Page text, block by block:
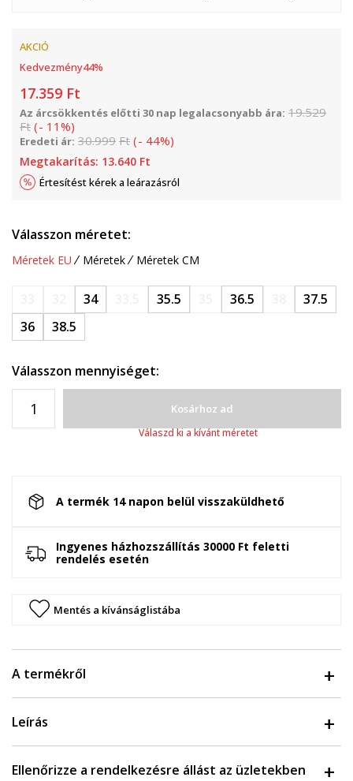
AKCIÓ
Kedvezmény44%
17.359 Ft
Az árcsökkentés előtti 30 nap legalacsonyabb ára: 19.529
Ft (- 11 %)
Eredeti ár: 30.999 Ft (- 44%)
Megtakarítás: 13.640 Ft
Értesítést kérek a leárazásról
Válasszon méretet:
Méretek EU Méretek Méretek CM
34 35.5 36.5
37.5
36
38.5
Válasszon mennyiséget:
Kosárhoz ad
Válaszd ki a kívánt méretet
A termék 14 napon belül visszaküldhető
Ingyenes házhozszállítás 30000 Ft feletti
rendelés esetén
Mentés a kívánságlistába
A termékről
Leírás
Ellenőrizze a rendelkezésre állást az üzletekben